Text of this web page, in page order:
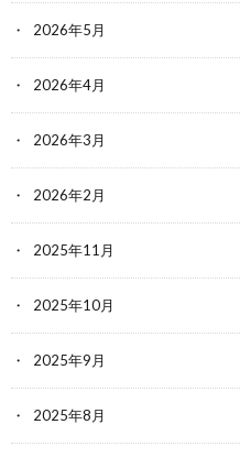
2026年5月
2026年4月
2026年3月
2026年2月
2025年11月
2025年10月
2025年9月
2025年8月